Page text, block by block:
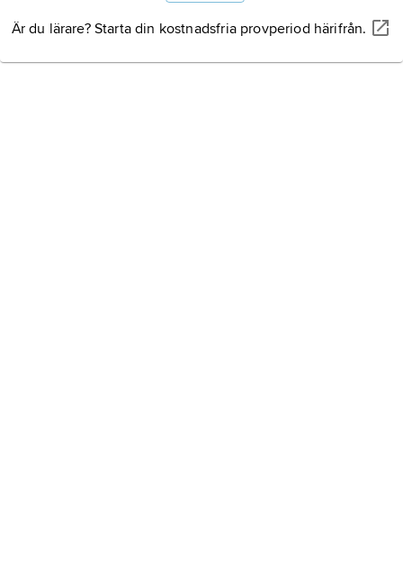
Är du lärare? Starta din kostnadsfria provperiod härifrån.